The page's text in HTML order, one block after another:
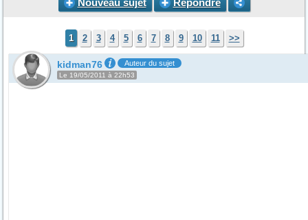
Nouveau sujet Répondre
1 2 3 4 5 6 7 8 9 10 11 >>
kidman76 Auteur du sujet
Le 19/05/2011 à 22h53